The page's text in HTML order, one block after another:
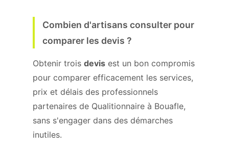
Combien d'artisans consulter pour
comparer les devis ?
Obtenir trois devis est un bon compromis
pour comparer efficacement les services,
prix et délais des professionnels
partenaires de Qualitionnaire à Bouafle,
sans s'engager dans des démarches
inutiles.